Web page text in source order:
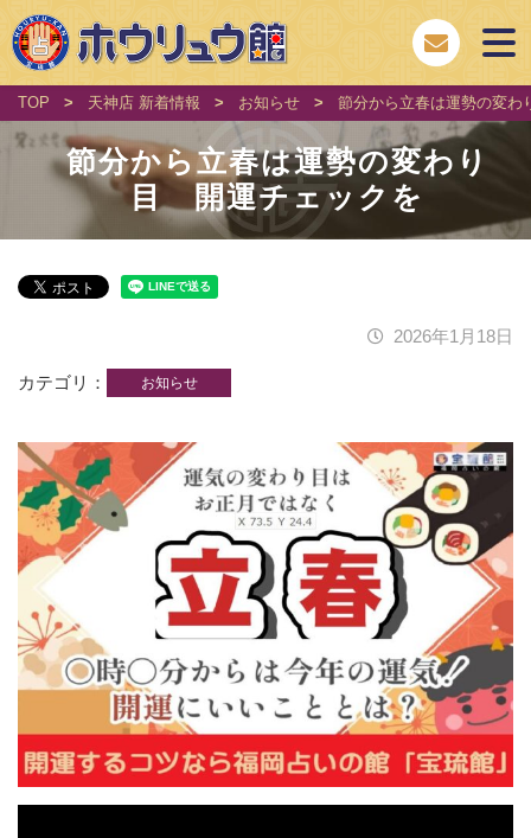
TOP > 天神店 新着情報 > お知らせ > 節分から立春は運勢の変
節分から立春は運勢の変わり
目 開運チェックを
2026年1月18日
カテゴリ お知らせ